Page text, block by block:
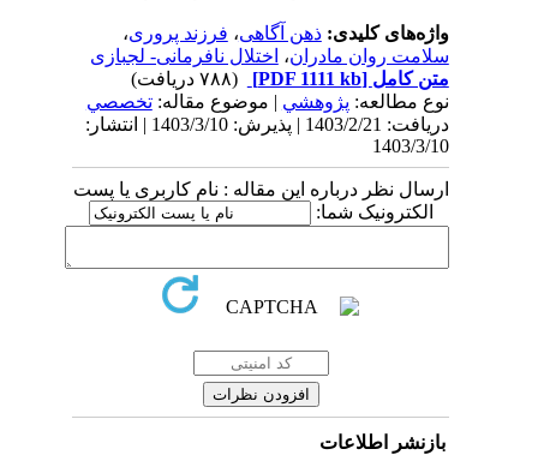
واژه‌های کلیدی:ذهن آگاهی،فرزند پروری،
سلامت روان مادران ،اختلال نافرمانی- لجبازی
متن کامل[PDF 1111 kb]
نوع مطالعه:پژوهشي| موضوع مقاله:تخصصي
دریافت: 1403/2/21 | پذیرش: 1403/3/10 | انتشار:
1403/3/10
ارسال نظر درباره این مقاله : نام کاربری یا پست
الکترونیک شما:
بازنشر اطلاعات